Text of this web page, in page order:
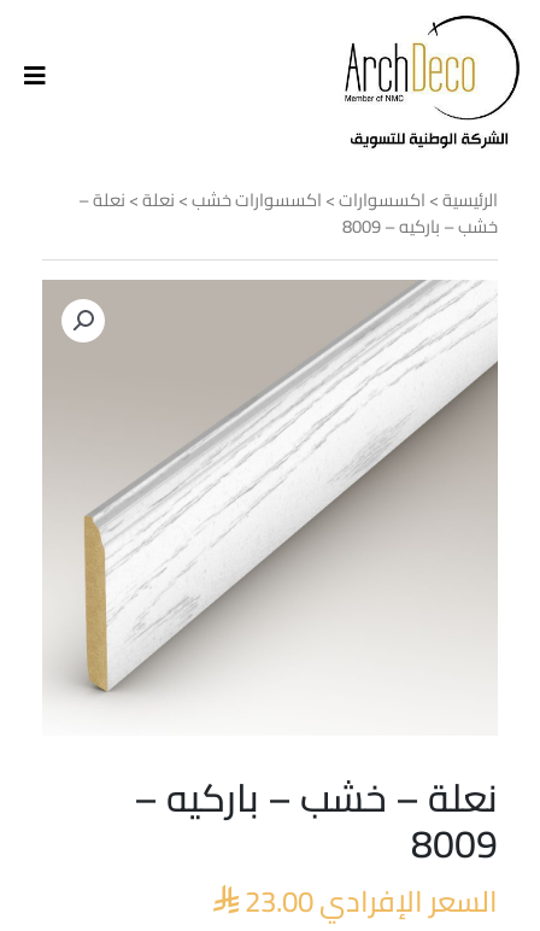
الرئيسية>اكسسوارات>اكسسوارات خشب>نعلة> نعلة –
خشب – باركيه – 8009
نعلة – خشب – باركيه –
8009
السعر الإفرادي 23.00